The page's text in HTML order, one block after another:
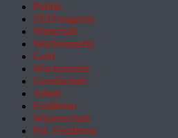
Politik
ZEITmagazin
Wirtschaft
Wochenmarkt
Geld
Wochenende
Gesellschaft
Arbeit
Feuilleton
Wissenschaft
Pol. Feuilleton